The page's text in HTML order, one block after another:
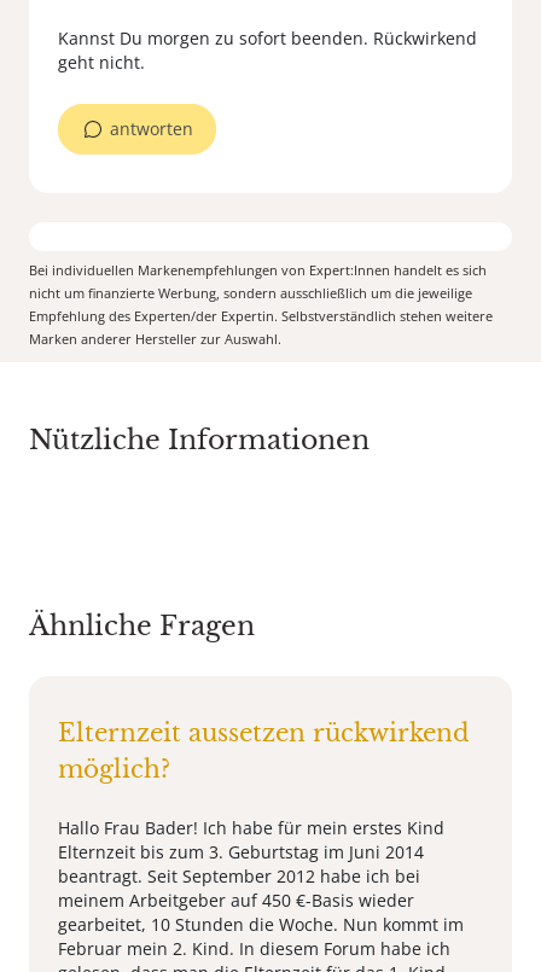
Kannst Du morgen zu sofort beenden. Rückwirkend
geht nicht.
antworten
Bei individuellen Markenempfehlungen von Expert:Innen handelt es sich
nicht um finanzierte Werbung, sondern ausschließlich um die jeweilige
Empfehlung des Experten/der Expertin. Selbstverständlich stehen weitere
Marken anderer Hersteller zur Auswahl.
Nützliche Informationen
Ähnliche Fragen
Elternzeit aussetzen rückwirkend
möglich?
Hallo Frau Bader! Ich habe für mein erstes Kind
Elternzeit bis zum 3. Geburtstag im Juni 2014
beantragt. Seit September 2012 habe ich bei
meinem Arbeitgeber auf 450 €-Basis wieder
gearbeitet, 10 Stunden die Woche. Nun kommt im
Februar mein 2. Kind. In diesem Forum habe ich